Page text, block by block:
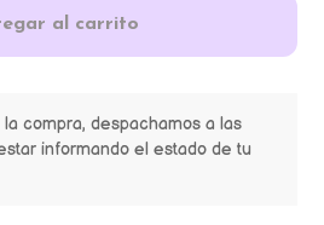
al carrito
compra, despachamos a las
informando el estado de tu